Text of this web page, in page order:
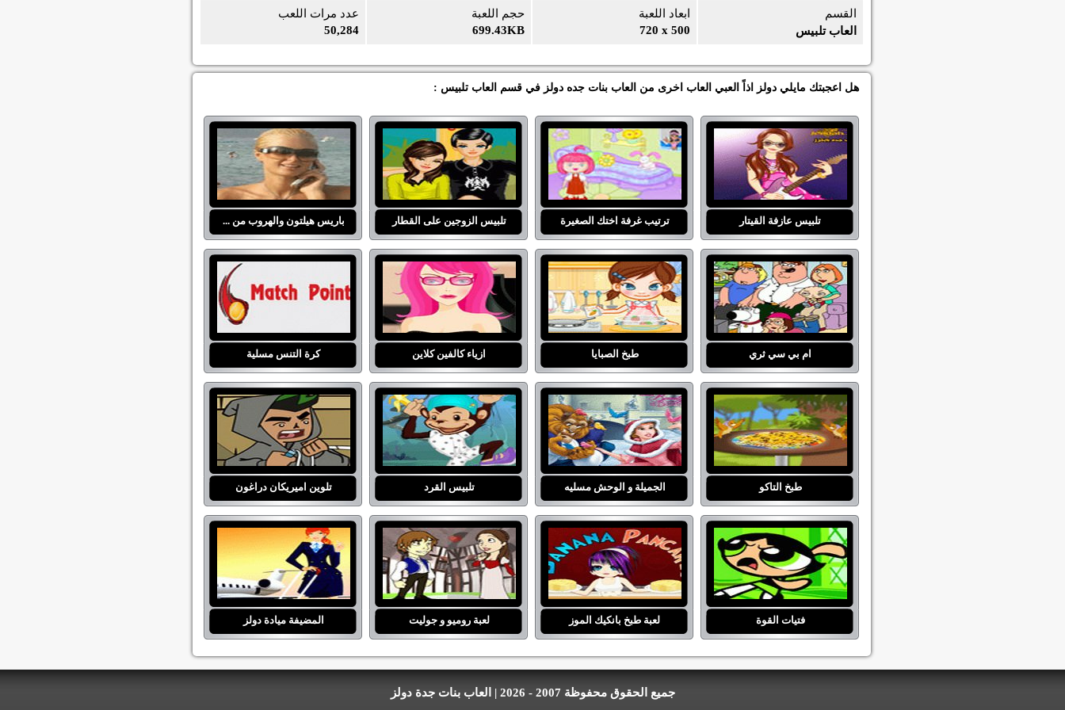
عدد مرات اللعب
50,284
حجم اللعبة
699.43KB
ابعاد اللعبة
720 x 500
القسم
العاب تلبيس
هل اعجبتك مايلي دولز اذاً العبي العاب اخرى من العاب بنات جده دولز في قسم العاب تلبيس :
تلبيس عازفة القيتار ترتيب غرفة اختك الصغيرة تلبيس الزوجين على القطار باريس هيلتون والهروب من ...
ام بي سي ثري طبخ الصبايا ازياء كالفين كلاين كرة التنس مسلية
طبخ التاكو الجميلة و الوحش مسليه تلبيس القرد تلوين اميريكان دراغون
فتيات القوة لعبة طبخ بانكيك الموز لعبة روميو و جوليت المضيفة ميادة دولز
جميع الحقوق محفوظة 2007 - 2026 | العاب بنات جدة دولز